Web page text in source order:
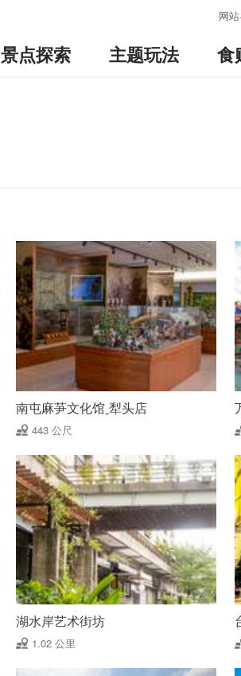
网
景点探索 主题玩法 食
南屯麻芛文化馆ˍ犁头店
443 公尺
湖水岸艺术街坊
1.02 公里